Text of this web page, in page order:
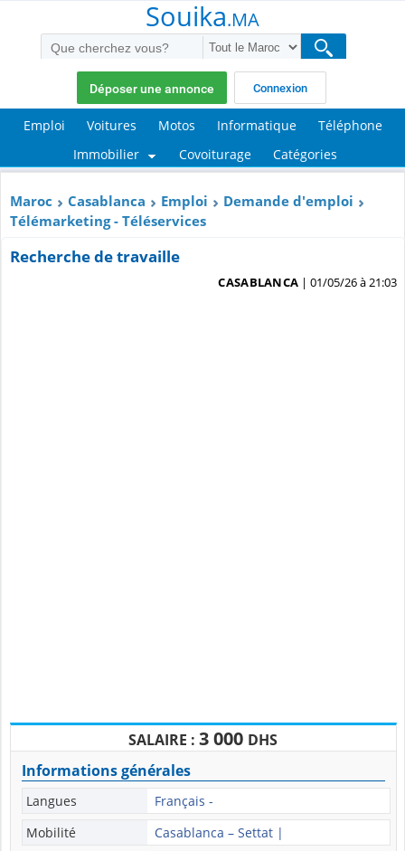
Souika.MA
Déposer une annonce Connexion
Emploi Voitures Motos Informatique
Téléphone
Immobilier
Covoiturage Catégories
Maroc Casablanca Emploi
Demande d'emploi
Télémarketing - Téléservices
Recherche de travaille
CASABLANCA | 01/05/26 à 21:03
SALAIRE :3 000 DHS
Informations générales
Langues
Français -
Mobilité
Casablanca – Settat |